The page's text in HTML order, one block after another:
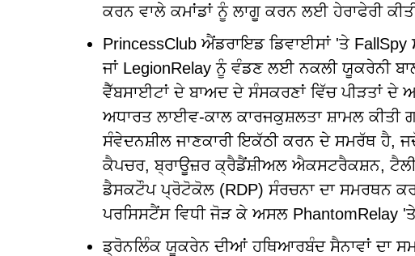
ਕਰਨ ਵਾਲੇ ਕਮਾਂਡਾਂ ਨੂੰ ਲਾਗੂ ਕਰਨ ਲਈ ਹੇਰਾਫੇਰੀ
PrincessClub ਐਂਡਰਾਇਡ ਡਿਵਾਈਸਾਂ 'ਤੇ
ਜਾਂ LegionRelay ਨੂੰ ਵੰਡਣ ਲਈ ਨਕਲੀ ਯੂਕਰੇਨੀ
ਵੈੱਬਸਾਈਟਾਂ ਦੇ ਬਾਅਦ ਦੇ ਸੰਸਕਰਣਾਂ ਵਿੱਚ ਪੀੜਤਾਂ
ਅਧਾਰਤ ਲਾਈਵ-ਕਾਲ ਕਾਰਜਕੁਸ਼ਲਤਾ ਸ਼ਾਮਲ ਕੀਤੀ
ਸੰਵੇਦਨਸ਼ੀਲ ਜਾਣਕਾਰੀ ਇਕੱਠੀ ਕਰਨ ਦੇ ਸਮਰੱਥ ਹੈ,
ਕੈਪਚਰ, ਬ੍ਰਾਊਜ਼ਰ ਕ੍ਰੈਡੈਂਸ਼ੀਅਲ ਐਕਸਟਰੈਕਸ਼ਨ,
ਡੈਸਕਟੌਪ ਪ੍ਰੋਟੋਕੋਲ (RDP) ਸੰਰਚਨਾ ਦਾ ਸਮਰਥਨ
ਪਰਸਿਸਟੈਂਸ ਵਿਧੀ ਜੋੜ ਕੇ ਅਸਲ PhantomRelay
ਡ੍ਰੋਨਲਿੰਕ ਯੂਕਰੇਨ ਦੀਆਂ ਹਥਿਆਰਬੰਦ ਸੈਨਾਵਾਂ ਦਾ